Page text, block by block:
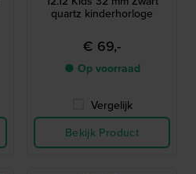
quartz kinderhorloge
€ 69,-
● Op voorraad
Vergelijk
Bekijk Product